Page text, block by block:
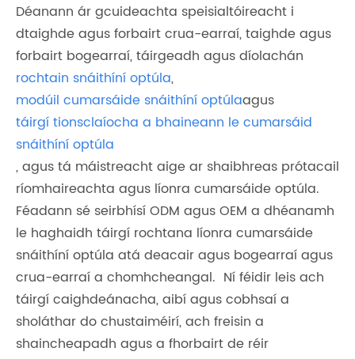
Déanann ár gcuideachta speisialtóireacht i
dtaighde agus forbairt crua-earraí, taighde agus
forbairt bogearraí, táirgeadh agus díolachán
rochtain snáithíní optúla,
modúil cumarsáide snáithíní optúlaagus
táirgí tionsclaíocha a bhaineann le cumarsáid
snáithíní optúla
, agus tá máistreacht aige ar shaibhreas prótacail
ríomhaireachta agus líonra cumarsáide optúla.
Féadann sé seirbhísí ODM agus OEM a dhéanamh
le haghaidh táirgí rochtana líonra cumarsáide
snáithíní optúla atá deacair agus bogearraí agus
crua-earraí a chomhcheangal. Ní féidir leis ach
táirgí caighdeánacha, aibí agus cobhsaí a
sholáthar do chustaiméirí, ach freisin a
shaincheapadh agus a fhorbairt de réir